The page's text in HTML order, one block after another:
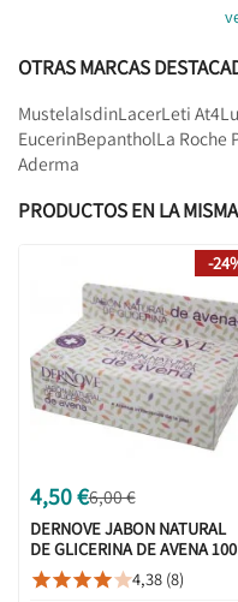
OTRAS MARCAS
MustelaIsdinLacerLeti At4
EucerinBepantholLa Roche
Aderma
PRODUCTOS EN LA
4,50 €6,00 €
DERNOVE JABON NATURAL
DE GLICERINA DE AVENA 100
G
4,38 (8)
-